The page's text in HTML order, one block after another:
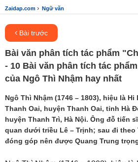
Zaidap.com › Ngữ văn
Bài trước
Bài văn phân tích tác phẩm
- 10 Bài văn phân tích tác
của Ngô Thì Nhậm hay nhất
Ngô Thì Nhậm (1746 – 1803), hiệu là
Thanh Oai, huyện Thanh Oai, tỉnh Hà
huyện Thanh Trì, Hà Nội. Ông đỗ tiến
quan dưới triều Lê – Trịnh; sau đi theo
đóng góp nên được Quang Trung